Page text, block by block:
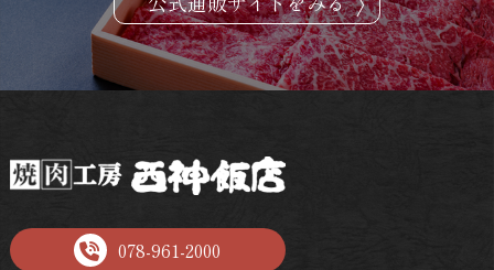
078-961-2000